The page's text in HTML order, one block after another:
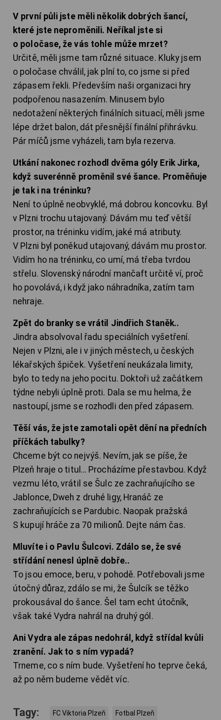
V první půli jste měli několik dobrých šancí,
které jste neproměnili. Neříkal jste si
o poločase, že vás tohle může mrzet?
Určitě, měli jsme tam různé situace. Kluky jsem
o poločase chválil, jak plní to, co jsme si před
zápasem řekli. Především naši organizaci hry
podpořenou nasazením. Minusem bylo
nedotažení některých finálních situací, měli jsme
lépe držet balon, dát přesnější finální přihrávku.
Pár míčů jsme vyházeli, tam byla rezerva.
Utkání nakonec rozhodl dvěma góly Erik Jirka,
když suverénně proměnil své šance. Proměňuje
je tak i na tréninku?
Není to úplně neobvyklé, má dobrou koncovku. Byl
v Plzni trochu utajovaný. Dávám mu teď větší
prostor, na tréninku vidím, jaké má atributy.
V Plzni byl poněkud utajovaný, dávám mu prostor.
Vidím ho na tréninku, co umí, má třeba tvrdou
střelu. Slovenský národní mančaft určitě ví, proč
ho povolává, i když jako náhradníka, zatím tam
nehraje.
Zpět do branky se vrátil Jindřich Staněk..
Jindra absolvoval řadu speciálních vyšetření.
Nejen v Plzni, ale i v jiných městech, u českých
lékařských špiček. Vyšetření neukázala limity,
bylo to tedy na jeho pocitu. Doktoři už začátkem
týdne nebyli úplně proti. Dala se mu helma, že
nastoupí, jsme se rozhodli den před zápasem.
Těší vás, že jste zamotali opět dění na předních
příčkách tabulky?
Chceme být co nejvýš. Nevím, jak se píše, že
Plzeň hraje o titul… Procházíme přestavbou. Když
vezmu léto, vrátil se Šulc ze zachraňujícího se
Jablonce, Dweh z druhé ligy, Hranáč ze
zachraňujících se Pardubic. Naopak pražská
S kupují hráče za 70 milionů. Dejte nám čas.
Mluvíte i o Pavlu Šulcovi. Zdálo se, že své
střídání nenesl úplně dobře..
To jsou emoce, beru, v pohodě. Potřebovali jsme
útočný důraz, zdálo se mi, že Šulcík se těžko
prokousával do šance. Šel tam echt útočník,
však také Vydra nahrál na druhý gól.
Ani Vydra ale zápas nedohrál, když střídal kvůli
zranění. Jak to s ním vypadá?
Trneme, co s ním bude. Vyšetření ho teprve čeká,
až po něm budeme vědět víc.
Tagy: FC Viktoria Plzeň Fotbal Plzeň